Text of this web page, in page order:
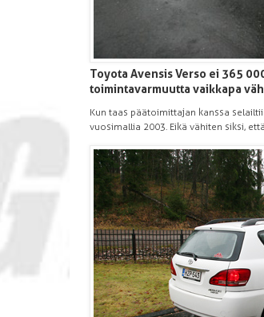
Toyota Avensis Verso ei 365
toimintavarmuutta vaikkapa
Kun taas päätoimittajan kanssa
vuosimallia 2003. Eikä vähiten siksi,